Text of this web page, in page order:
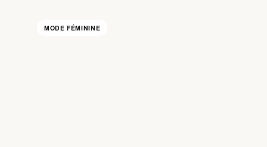
MODE FÉMININE